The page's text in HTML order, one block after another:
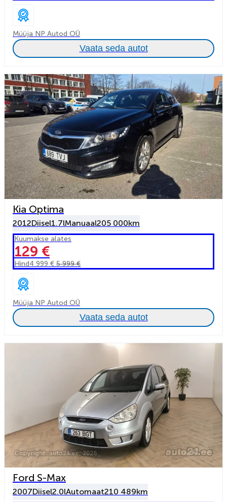
Müüja NP Autod OÜ
Vaata seda autot
Kia Optima
2012Diisel1.7lManuaal205 000km
Kuumakse alates
129 €
Hind4 999 € 5 999 €
Müüja NP Autod OÜ
Vaata seda autot
Ford S-Max
2007Diisel2.0lAutomaat210 489km